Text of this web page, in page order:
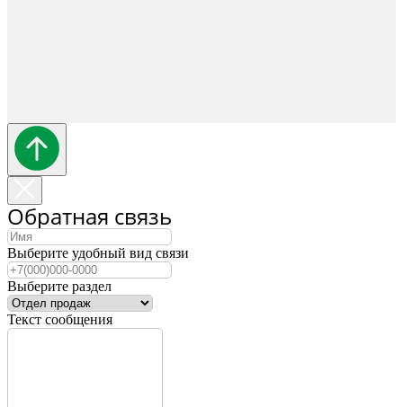
Обратная связь
Выберите удобный вид связи
Выберите раздел
Текст сообщения